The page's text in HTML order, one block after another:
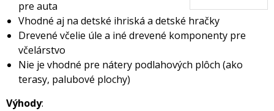
pre auta
Vhodné aj na detské ihriská a detské hračky
Drevené včelie úle a iné drevené komponenty pre
včelárstvo
Nie je vhodné pre nátery podlahových plôch (ako
terasy, palubové plochy)
Výhody: